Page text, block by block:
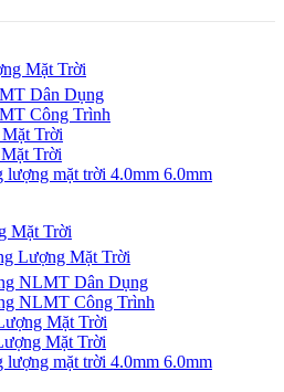
Mặt Trời
Dân Dụng
Công Trình
Trời
Trời
lượng mặt trời 4.0mm 6.0mm
Mặt Trời
Lượng Mặt Trời
NLMT Dân Dụng
NLMT Công Trình
Mặt Trời
Mặt Trời
lượng mặt trời 4.0mm 6.0mm